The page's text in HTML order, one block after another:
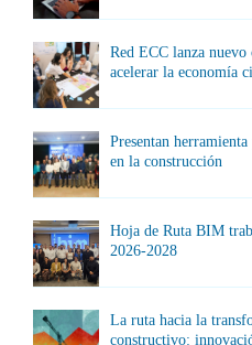
Red ECC lanza
acelerar la economía
Presentan
en la construcción
Hoja de Ruta BIM
2026-2028
La ruta hacia la
constructivo: